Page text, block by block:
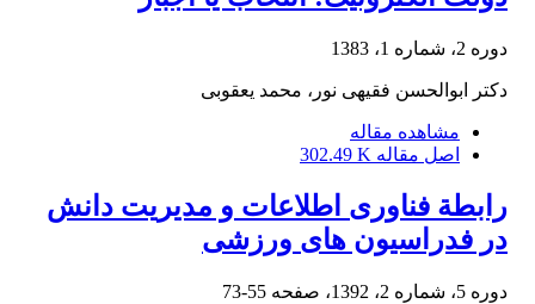
دوره 2، شماره 1، 1383
دکتر ابوالحسن فقیهى نور، محمد یعقوبى
مشاهده مقاله
اصل مقاله 302.49 K
رابطة فناوری اطلاعات و مدیریت دانش
در فدراسیون های ورزشی
دوره 5، شماره 2، 1392، صفحه 55-73